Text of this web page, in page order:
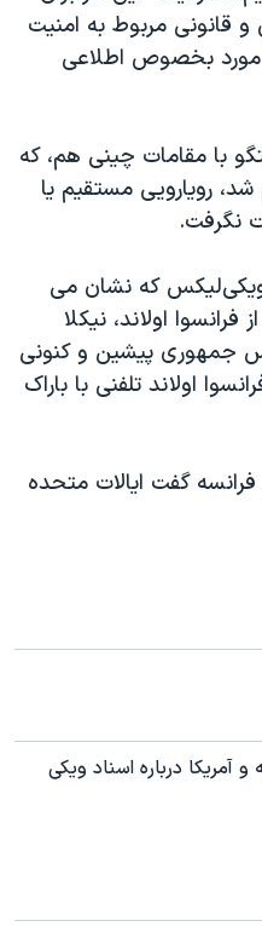
مربوط به امنیت
مورد بخصوص اطلاعی
با مقامات چینی هم، که
رویارویی مستقیم یا
نگرفت.
ویکی‌لیکس که نشان می
اولاند، نیکلا
جمهوری پیشین و کنونی
اولاند تلفنی با باراک
گفت ایالات متحده
درباره اسناد ویکی